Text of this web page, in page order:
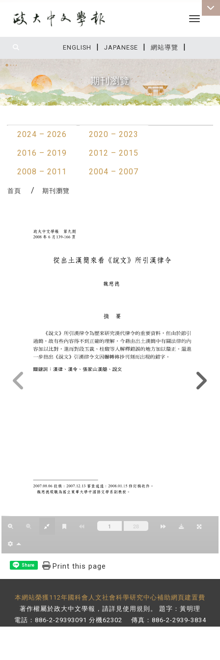
ENGLISH | JAPANESE | 網站導覽 |
Toggle
期刊瀏覽
2024 – 2026
2020 – 2023
2016 – 2019
2012 – 2015
2008 – 2011
2004 – 2007
首頁 期刊瀏覽
Share Print this page
本網站榮獲112年國科會人文社會科學研究中心補助網頁建置費
著作權屬於政大中文學報，請詳見 使用規則 。 題字：黃明理
電話：886-2-29393091 分機62302 傳真：886-2-2939-3834